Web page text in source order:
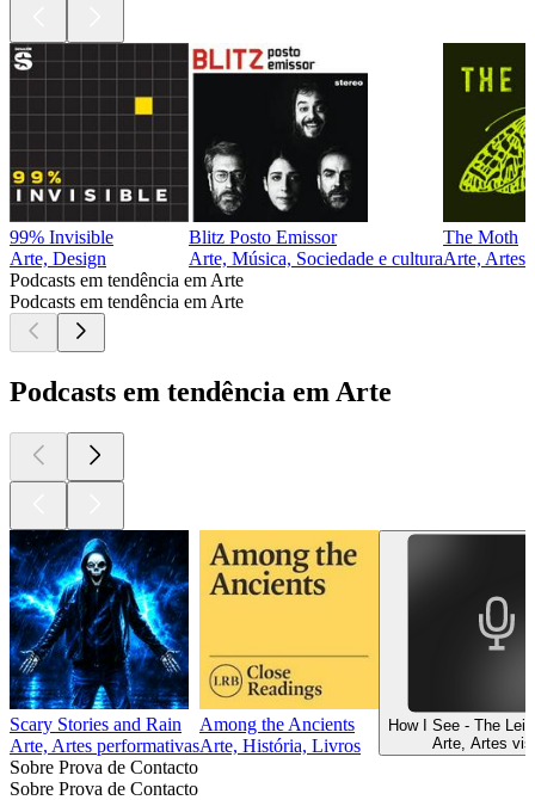
99% Invisible
Arte, Design
Blitz Posto Emissor
Arte, Música, Sociedade e cultura
The Moth
Arte, Artes
Podcasts em tendência em Arte
Podcasts em tendência em Arte
Podcasts em tendência em Arte
Scary Stories and Rain
Arte, Artes performativas
Among the Ancients
Arte, História, Livros
How I See - The
Arte, Artes
Sobre Prova de Contacto
Sobre Prova de Contacto